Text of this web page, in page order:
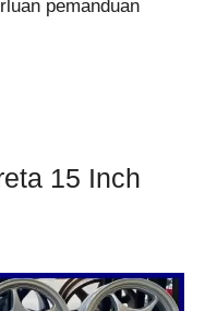
pemanduan
15 Inch